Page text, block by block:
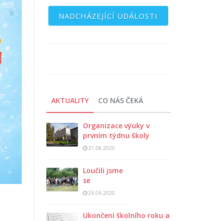
NADCHÁZEJÍCÍ UDÁLOSTI
AKTUALITY CO NÁS ČEKÁ
Organizace výuky v
prvním týdnu školy
31.08.2020
Loučili jsme
se
26.06.2020
Ukončení školního roku a